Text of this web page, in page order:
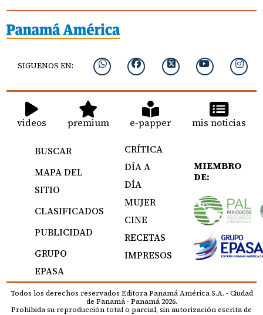
SIGUENOS EN:
videos premium e-papper mis noticias
BUSCAR
MAPA DEL
SITIO
CLASIFICADOS
PUBLICIDAD
GRUPO
EPASA
CRÍTICA
DÍA A
DÍA
MUJER
CINE
RECETAS
IMPRESOS
MIEMBRO
DE:
Todos los derechos reservados Editora Panamá América S.A. - Ciudad
de Panamá - Panamá 2026.
Prohibida su reproducción total o parcial, sin autorización escrita de